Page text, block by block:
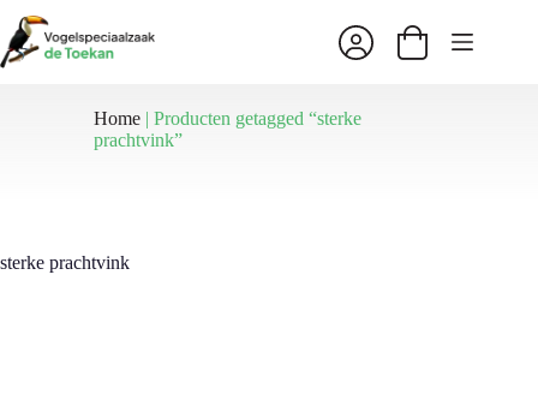
naar
de
inhoud
Winkelwagen
Home |Producten getagged “sterke
prachtvink”
sterke prachtvink